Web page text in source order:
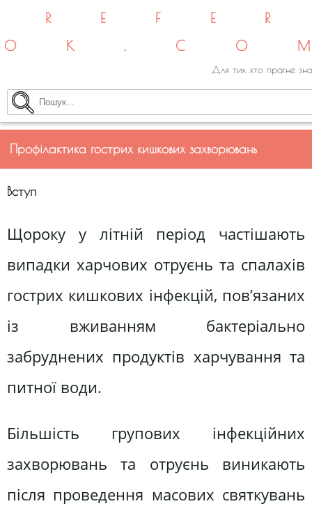
Для тих хто прагне
Профілактика гострих кишкових захворювань
Вступ
Щороку у літній період частішають
випадки харчових отруєнь та спалахів
гострих кишкових інфекцій, пов’язаних
із вживанням бактеріально
забруднених продуктів харчування та
питної води.
Більшість групових інфекційних
захворювань та отруєнь виникають
після проведення масових святкувань